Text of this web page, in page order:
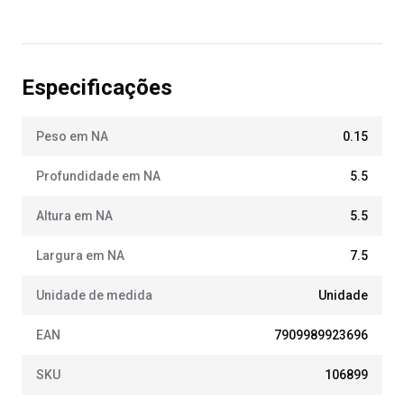
Especificações
Peso em NA 0.15
Profundidade em NA 5.5
Altura em NA 5.5
Largura em NA 7.5
Unidade de medida Unidade
EAN 7909989923696
SKU 106899